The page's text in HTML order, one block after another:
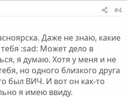
#4
Даже не знаю, какие
:sad: Может дело в
я думаю. Хотя у меня и не
но одного близкого друга
был ВИЧ. И вот он как-то
я имею ввиду.